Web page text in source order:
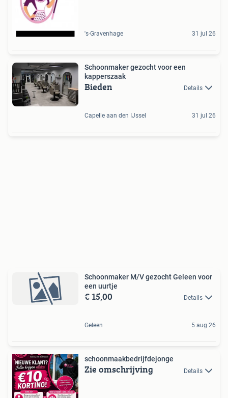
's-Gravenhage 31 jul 26
Schoonmaker gezocht voor een
kapperszaak
Bieden Details
Capelle aan den IJssel 31 jul 26
Schoonmaker M/V gezocht Geleen voor
een uurtje
€ 15,00 Details
Geleen 5 aug 26
schoonmaakbedrijfdejonge
Zie omschrijving Details